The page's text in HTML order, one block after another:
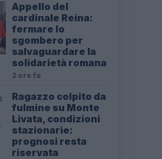
Appello del
cardinale Reina:
fermare lo
sgombero per
salvaguardare la
solidarietà romana
2 ore fa
Ragazzo colpito da
fulmine su Monte
Livata, condizioni
stazionarie:
prognosi resta
riservata